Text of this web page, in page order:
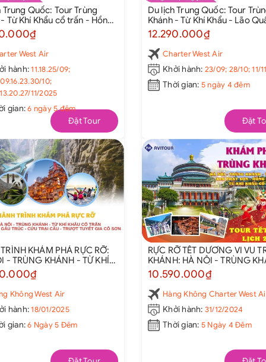
Trung Quốc: Tour Trùng
- Từ Khí Khẩu cổ trấn - Hồng
- Công viên gấu trúc -
A Bá - Ngõ rộng ngõ hẹp -
- Cửu Trại Câu từ Hà Nội
West Air
hành:11.18.25/09;
10;
11/2025
gian:6 ngày 5 đêm
Đặt Tour
Du lịch Trung Quốc: Tour
Khánh - Từ Khí Khẩu - Lão
Động - Hồng Nhai Động - Ga
Tử Bá từ Hà Nội 2025
12.290.000₫
Charter West Air
Khởi hành: 23/09; 28/10; 11/
Thời gian: 5 ngày 4 đêm
Đặt
KHÁM PHÁ RỰC RỠ:
- TRÙNG KHÁNH - TỪ KHÍ
TRẤN - CÔNG VIÊN GẤU
CỬU TRẠI CÂU - TRƯỢT
GIA CÔ SƠN
Không West Air
hành:18/01/2025
gian:6 Ngày 5 Đêm
RỰC RỠ TẾT DƯƠNG VI VU
KHÁNH: HÀ NỘI - TRÙNG
TRƯỢT TUYẾT KIM PHẬT SƠN
HỒNG NHAI ĐỘNG - TỪ KHÍ
CỔ TRẤN
10.590.000₫
Hàng Không Charter West
Khởi hành: 31/12/2024
Thời gian: 5 Ngày 4 Đêm